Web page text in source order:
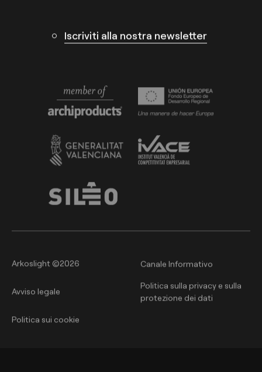
Iscriviti alla nostra newsletter
Arkoslight ©2026 Canale Informativo
Avviso legale
Politica sulla privacy e sulla
protezione dei dati
Politica sui cookie